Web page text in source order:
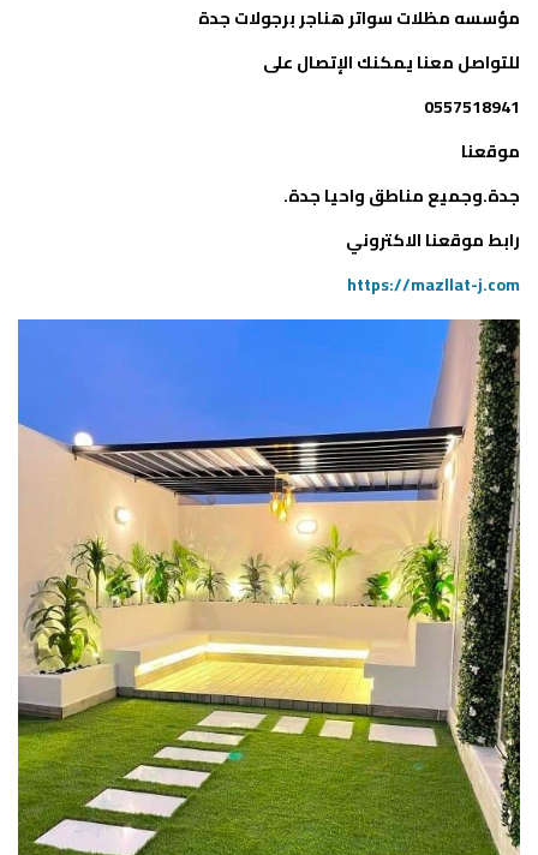
مؤسسه مظلات سواتر هناجر برجولات جدة
للتواصل معنا يمكنك الإتصال على
0557518941
موقعنا
جدة.وجميع مناطق واحيا جدة.
رابط موقعنا الاكتروني
https://mazllat-j.com